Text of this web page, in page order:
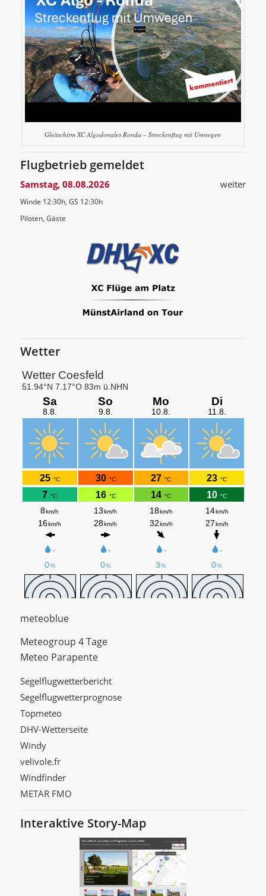
Gleitschirm XC Algodonales Ronda – Streckenflug mit Umwegen
Flugbetrieb gemeldet
Samstag, 08.08.2026 weiter
Winde 12:30h, GS 12:30h
Piloten, Gäste
Wetter
meteoblue
Meteogroup 4 Tage
Meteo Parapente
Segelflugwetterbericht
Segelflugwetterprognose
Topmeteo
DHV-Wetterseite
Windy
velivole.fr
Windfinder
METAR FMO
Interaktive Story-Map